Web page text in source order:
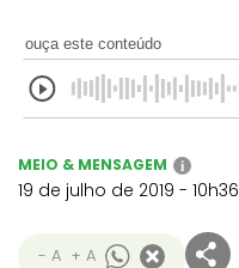
ouça este conteúdo
MEIO & MENSAGEM i
19 de julho de 2019 - 10h36
- A + A